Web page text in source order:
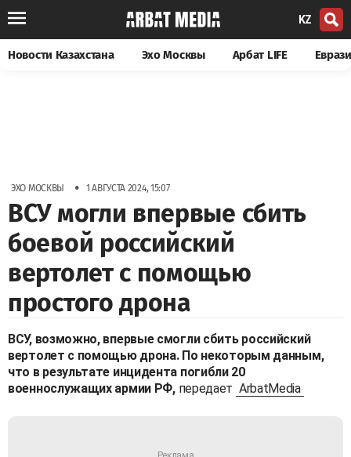
KZ
Новости Казахстана Эхо Москвы Арбат LIFE
ЭХО МОСКВЫ • 1 АВГУСТА 2024, 15:07
ВСУ могли впервые сбить
боевой российский
вертолет с помощью
простого дрона
ВСУ, возможно, впервые смогли сбить российский
вертолет с помощью дрона. По некоторым данным,
что в результате инцидента погибли 20
военнослужащих армии РФ,передает ArbatMedia